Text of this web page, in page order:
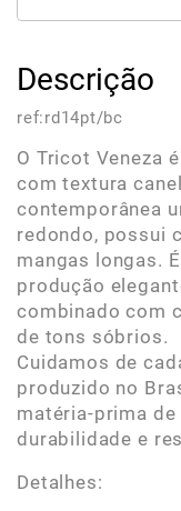
Descrição
ref:rd14pt/bc
O Tricot Veneza
com textura
contemporânea
redondo, possui
mangas longas.
produção
combinado com
de tons sóbrios.
Cuidamos de
produzido no
matéria-prima
durabilidade e
Detalhes: